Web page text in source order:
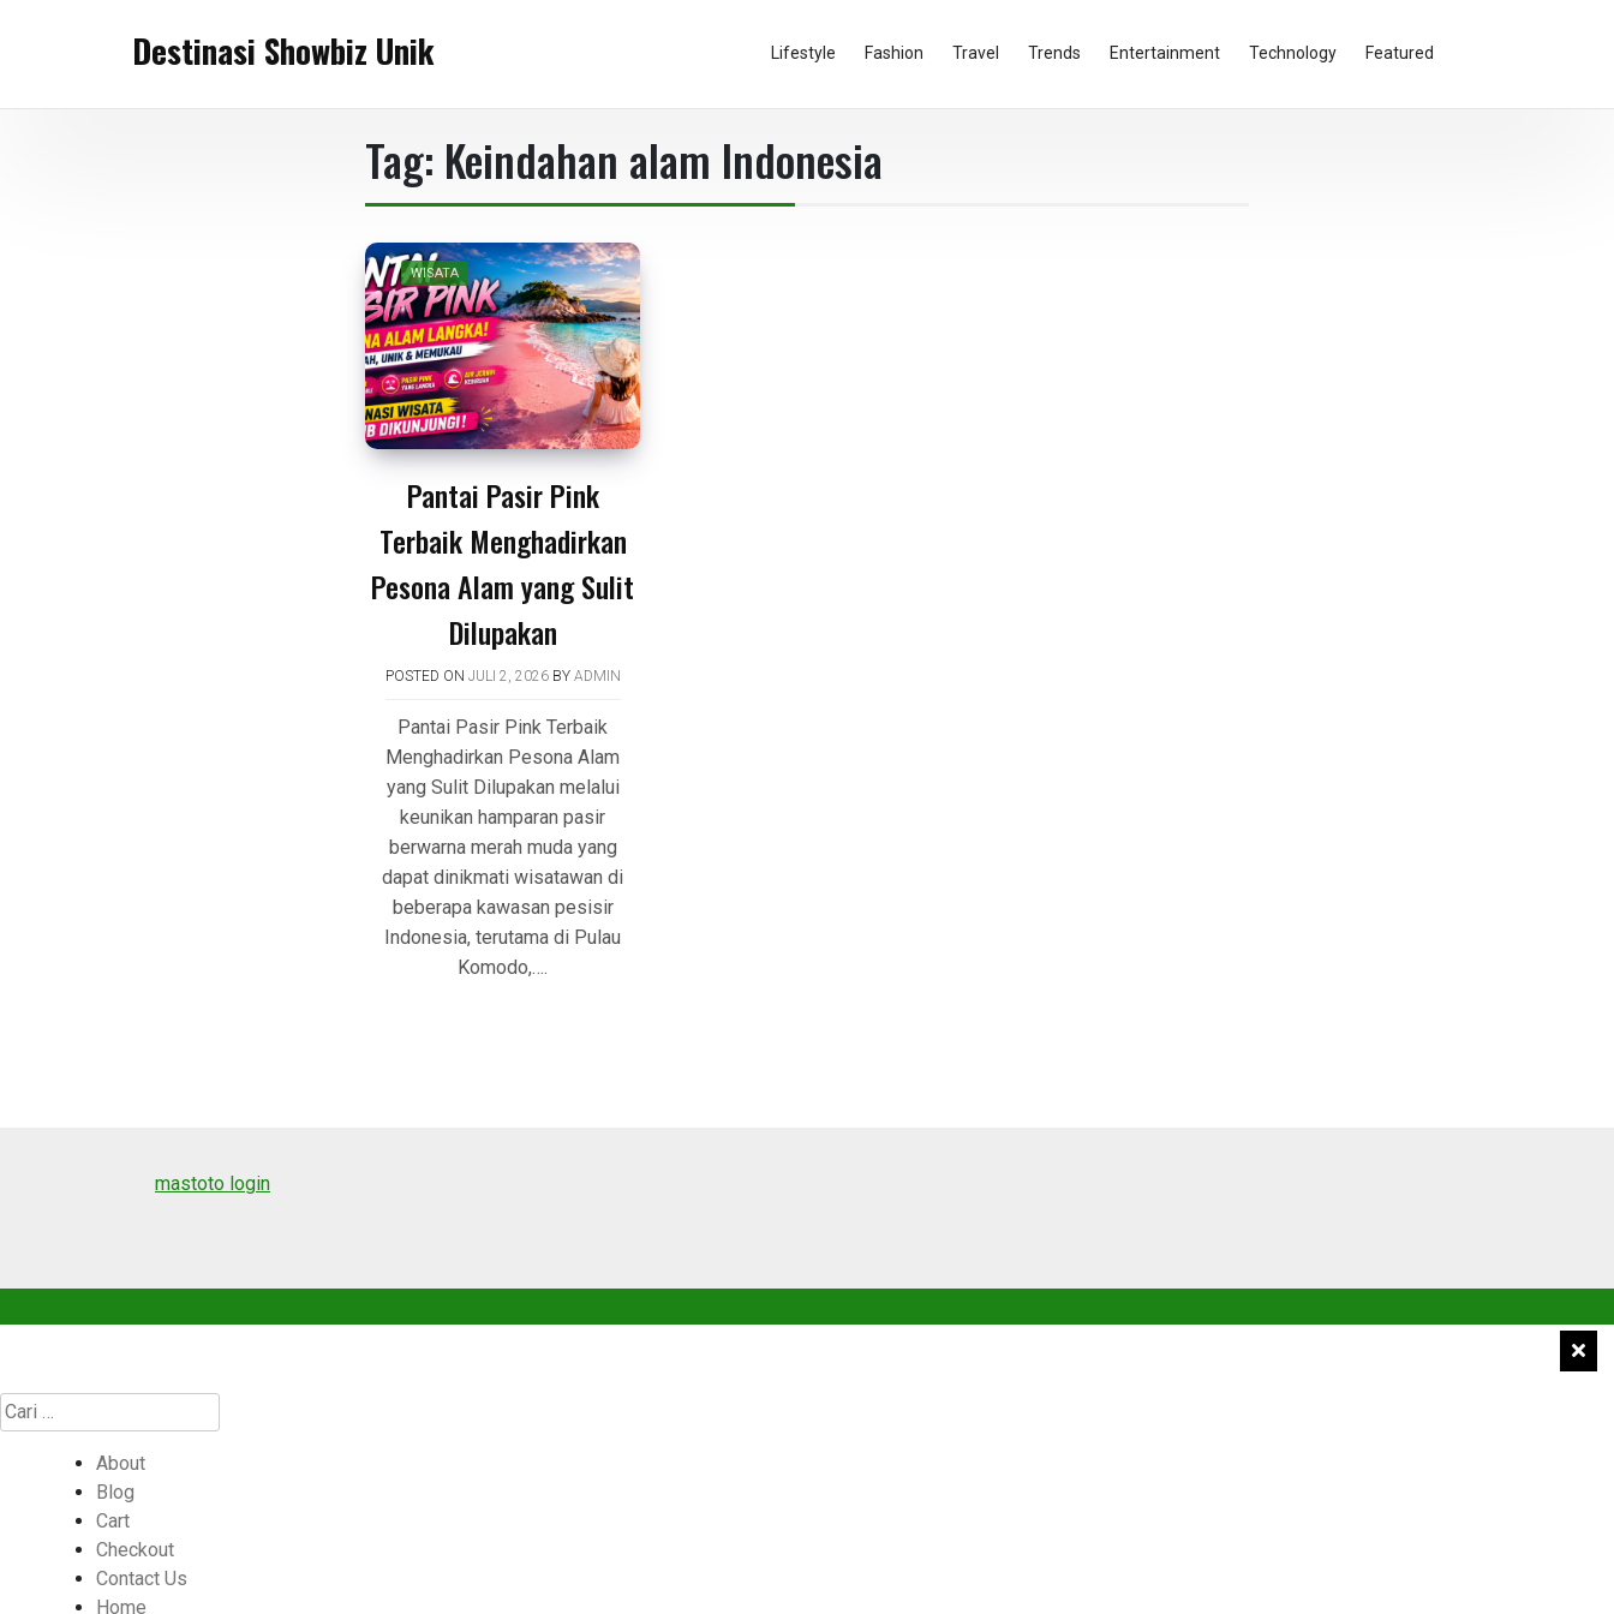
Destinasi Showbiz Unik Lifestyle Fashion Travel Trends Entertainment Technology Featured
Tag: Keindahan alam Indonesia
WISATA
Pantai Pasir Pink
Terbaik Menghadirkan
Pesona Alam yang Sulit
Dilupakan
POSTED ON JULI 2, 2026BY ADMIN
Pantai Pasir Pink Terbaik
Menghadirkan Pesona Alam
yang Sulit Dilupakan melalui
keunikan hamparan pasir
berwarna merah muda yang
dapat dinikmati wisatawan di
beberapa kawasan pesisir
Indonesia, terutama di Pulau
Komodo,….
mastoto login
Cari
untuk:
About
Blog
Cart
Checkout
Contact Us
Home